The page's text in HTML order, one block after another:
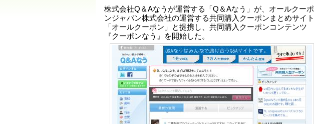
株式会社Q＆Aなうが運営する「Q＆Aなう」が、オールクーポ
ンジャパン株式会社の運営する共同購入クーポンまとめサイト
「オールクーポン」と提携し、共同購入クーポンコンテンツ
『クーポンなう』を開始した。